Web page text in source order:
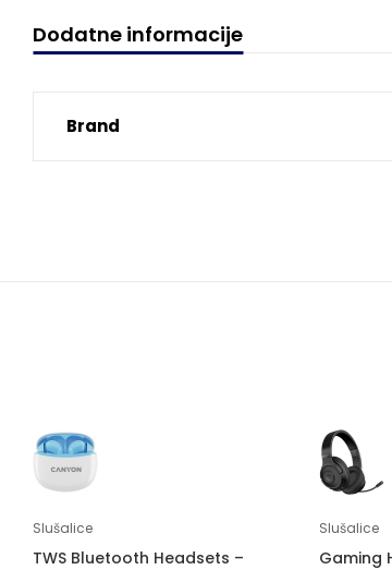
Dodatne informacije
Brand
Slušalice
TWS Bluetooth Headsets –
Slušalice
Gaming